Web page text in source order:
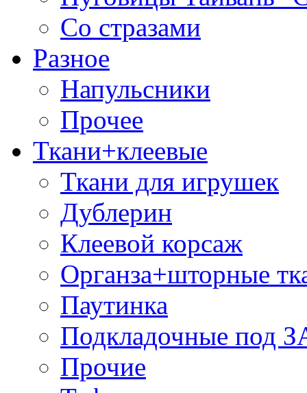
Со стразами
Разное
Напульсники
Прочее
Ткани+клеевые
Ткани для игрушек
Дублерин
Клеевой корсаж
Органза+шторные
Паутинка
Подкладочные под
Прочие